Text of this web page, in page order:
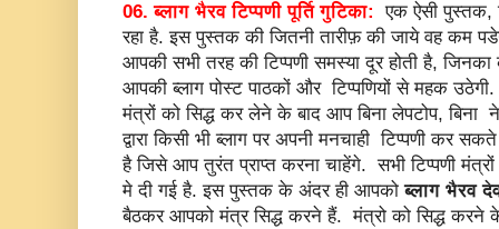
06. ब्लाग भैरव टिप्पणी पूर्ति गुटिका:
एक ऐसी पुस्तक,
रहा है. इस पुस्तक की जितनी तारीफ़ की जाये वह कम
आपकी सभी तरह की टिप्पणी समस्या दूर होती है,
आपकी ब्लाग पोस्ट पाठकों और टिप्पणियों से महक
मंत्रों को सिद्ध कर लेने के बाद आप बिना लेपटोप,
द्वारा किसी भी ब्लाग पर अपनी मनचाही टिप्पणी कर
है जिसे आप तुरंत प्राप्त करना चाहेंगे. सभी टिप्पणी
मे दी गई है. इस पुस्तक के अंदर ही आपकोब्लाग भैरव
बैठकर आपको मंत्र सिद्ध करने हैं. मंत्रो को सिद्ध करने